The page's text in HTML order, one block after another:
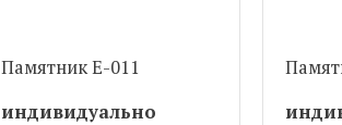
Памятник Е-011
индивидуально